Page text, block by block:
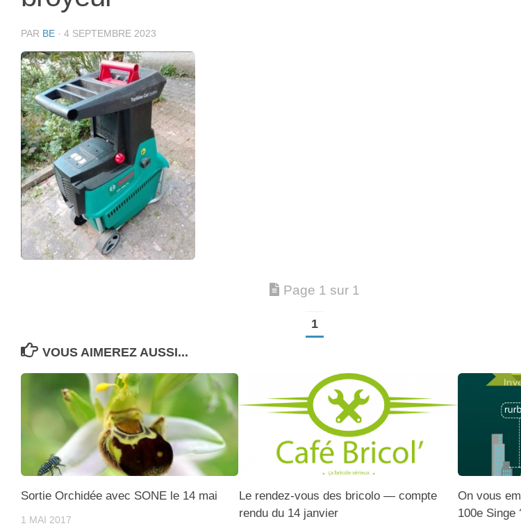
PAR BE · 4 SEPTEMBRE 2023
Page 1 sur 1
1
VOUS AIMEREZ AUSSI...
Sortie Orchidée avec SONE le 14 mai
1 MAI 2017
Le rendez-vous des bricolo — compte
rendu du 14 janvier
On vous
100e Singe